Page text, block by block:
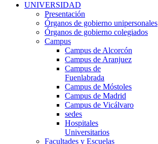
UNIVERSIDAD
Presentación
Órganos de gobierno unipersonales
Órganos de gobierno colegiados
Campus
Campus de Alcorcón
Campus de Aranjuez
Campus de
Fuenlabrada
Campus de Móstoles
Campus de Madrid
Campus de Vicálvaro
sedes
Hospitales
Universitarios
Facultades y Escuelas